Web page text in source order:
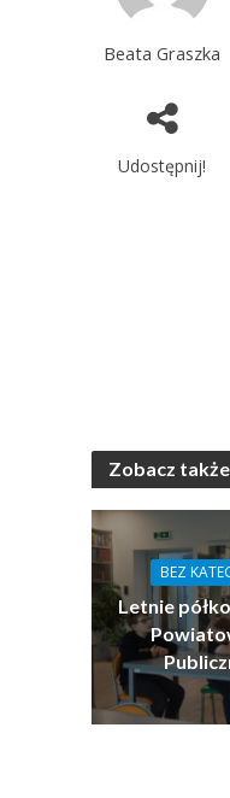
Beata Graszka
Udostępnij!
Zobacz także
BEZ
Letnie